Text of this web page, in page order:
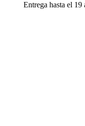
Entrega hasta el 19